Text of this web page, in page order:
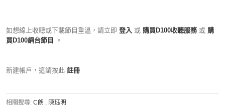
如想線上收聽或下載節目重溫，請立即 登入 或 購買D100收聽服務 或 購
買D100網台節目
。
新建帳戶，這請按此 註冊
相關搜尋: C朗 , 陳珏明